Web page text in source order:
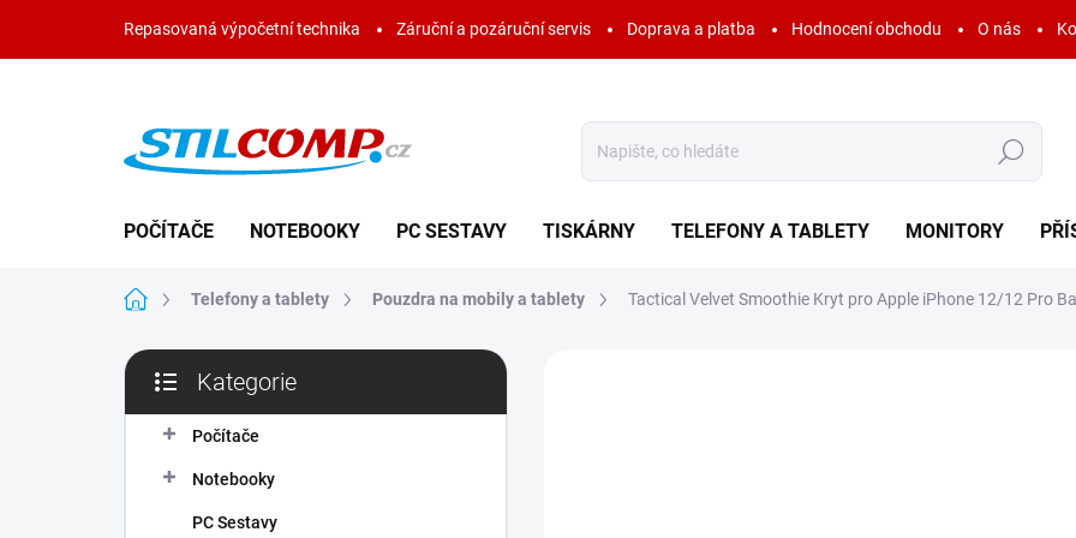
obsah
Repasovaná výpočetní technika Záruční a pozáruční servis Doprava a platba Hodnocení obchodu O nás
Hledat
POČÍTAČE NOTEBOOKY PC SESTAVY TISKÁRNY TELEFONY A TABLETY MONITORY
Domů Telefony a tablety Pouzdra na mobily a tablety Tactical Velvet Smoothie Kryt pro Apple iPhone 12/12 Pro
P
s
kategorie
Kategorie
Počítače
Notebooky
PC Sestavy